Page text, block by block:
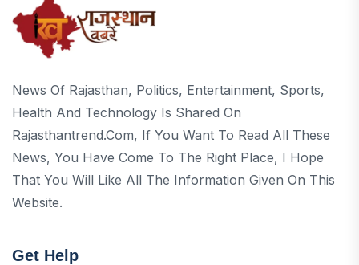
News Of Rajasthan, Politics, Entertainment, Sports,
Health And Technology Is Shared On
Rajasthantrend.com, If You Want To Read All These
News, You Have Come To The Right Place, I Hope
That You Will Like All The Information Given On This
Website.
Get Help